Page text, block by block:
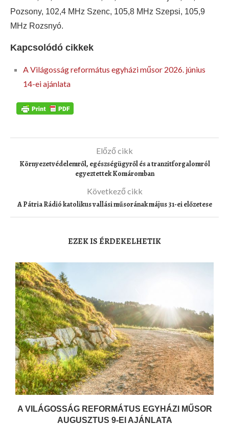
Pozsony, 102,4 MHz Szenc, 105,8 MHz Szepsi, 105,9
MHz Rozsnyó.
Kapcsolódó cikkek
A Világosság református egyházi műsor 2026. június
14-ei ajánlata
Előző cikk
Környezetvédelemről, egészségügyről és a tranzitforgalomról
egyeztettek Komáromban
Következő cikk
A Pátria Rádió katolikus vallási műsorának május 31-ei előzetese
EZEK IS ÉRDEKELHETIK
A VILÁGOSSÁG REFORMÁTUS EGYHÁZI MŰSOR
AUGUSZTUS 9-EI AJÁNLATA